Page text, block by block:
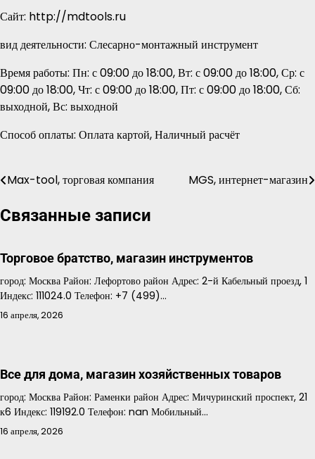
Сайт: http://mdtools.ru
вид деятельности: Слесарно-монтажный инструмент
Время работы: Пн: с 09:00 до 18:00, Вт: с 09:00 до 18:00, Ср: с
09:00 до 18:00, Чт: с 09:00 до 18:00, Пт: с 09:00 до 18:00, Сб:
выходной, Вс: выходной
Способ оплаты: Оплата картой, Наличный расчёт
Навигация
по
Max-tool, торговая компания MGS, интернет-магазин
Связанные записи
Торговое братство, магазин инструментов
город: Москва Район: Лефортово район Адрес: 2-й Кабельный проезд, 1
Индекс: 111024.0 Телефон: +7 (499)…
16 апреля, 2026
Все для дома, магазин хозяйственных товаров
город: Москва Район: Раменки район Адрес: Мичуринский проспект, 21
к6 Индекс: 119192.0 Телефон: nan Мобильный…
16 апреля, 2026